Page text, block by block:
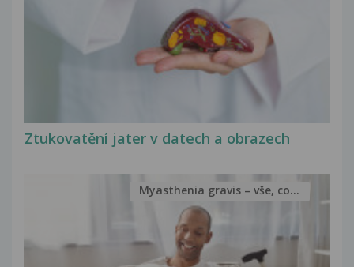
Ztukovatění jater v datech a obrazech
Myasthenia gravis – vše, co...